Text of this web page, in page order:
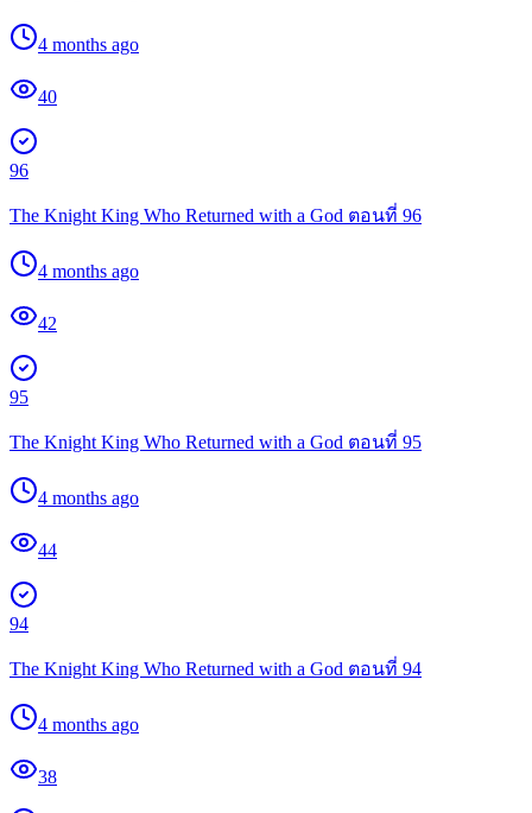
4 months ago
40
96
The Knight King Who Returned with a God ตอนที่ 96
4 months ago
42
95
The Knight King Who Returned with a God ตอนที่ 95
4 months ago
44
94
The Knight King Who Returned with a God ตอนที่ 94
4 months ago
38